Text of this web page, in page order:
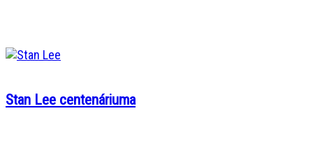
Stan Lee centenáriuma